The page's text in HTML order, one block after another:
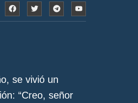
se vivió un
“Creo, señor